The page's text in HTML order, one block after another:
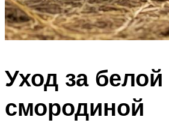
Уход за белой
смородиной